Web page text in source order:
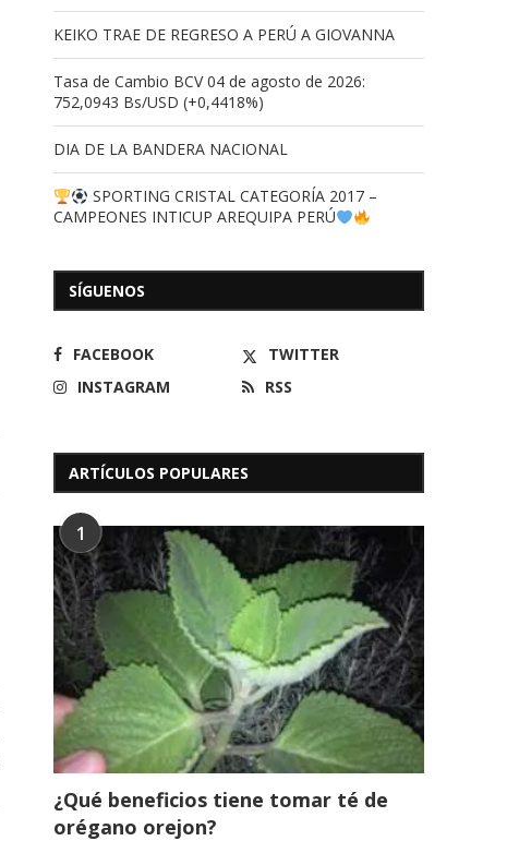
KEIKO TRAE DE REGRESO A PERÚ A GIOVANNA
Tasa de Cambio BCV 04 de agosto de 2026:
752,0943 Bs/USD (+0,4418%)
DIA DE LA BANDERA NACIONAL
SPORTING CRISTAL CATEGORÍA 2017 –
CAMPEONES INTICUP AREQUIPA PERÚ
SÍGUENOS
FACEBOOK
TWITTER
INSTAGRAM
RSS
ARTÍCULOS POPULARES
1
¿Qué beneficios tiene tomar té de
orégano orejon?